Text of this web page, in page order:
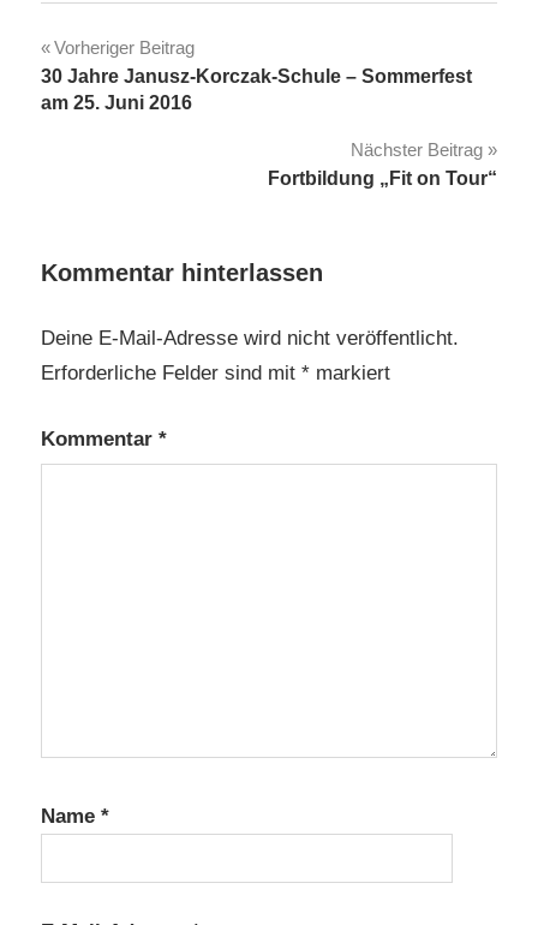
Beitragsnavigation
Vorheriger Beitrag
30 Jahre Janusz-Korczak-Schule – Sommerfest
am 25. Juni 2016
Nächster Beitrag
Fortbildung „Fit on Tour“
Kommentar hinterlassen
Deine E-Mail-Adresse wird nicht veröffentlicht.
Erforderliche Felder sind mit * markiert
Kommentar *
Name *